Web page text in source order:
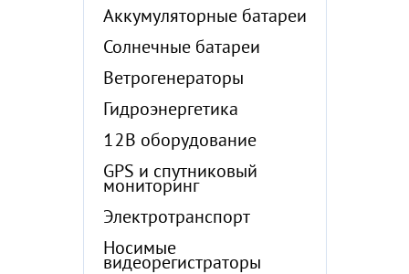
Аккумуляторные батареи
Солнечные батареи
Ветрогенераторы
Гидроэнергетика
12В оборудование
GPS и спутниковый
мониторинг
Электротранспорт
Носимые
видеорегистраторы